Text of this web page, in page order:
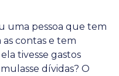
uma pessoa que tem
contas e tem
tivesse gastos
dívidas? O